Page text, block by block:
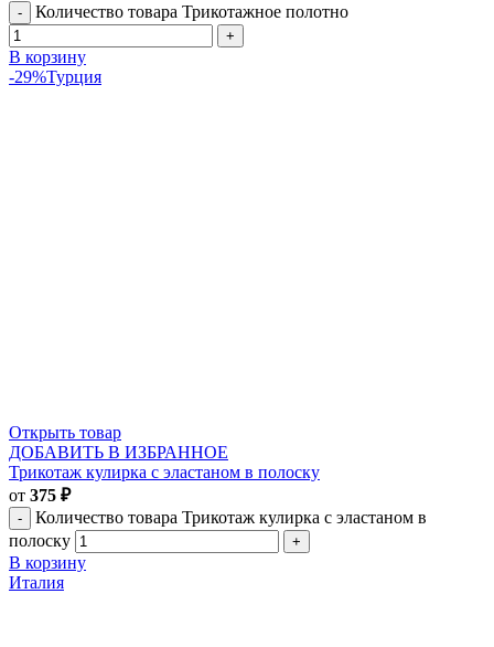
Количество товара Трикотажное полотно
В корзину
-29%Турция
Открыть товар
ДОБАВИТЬ В ИЗБРАННОЕ
Трикотаж кулирка с эластаном в полоску
от 375 ₽
Количество товара Трикотаж кулирка с эластаном в
полоску
В корзину
Италия